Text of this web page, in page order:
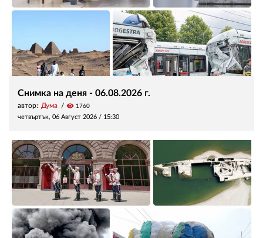
Снимка на деня - 06.08.2026 г.
автор: Дума visibility 1760
четвъртък, 06 Август 2026 / 15:30